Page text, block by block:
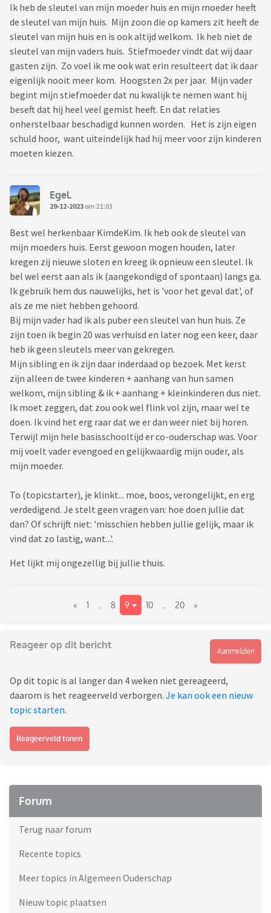
Ik heb de sleutel van mijn moeder huis en mijn moeder heeft
de sleutel van mijn huis. Mijn zoon die op kamers zit heeft de
sleutel van mijn huis en is ook altijd welkom. Ik heb niet de
sleutel van mijn vaders huis. Stiefmoeder vindt dat wij daar
gasten zijn. Zo voel ik me ook wat erin resulteert dat ik daar
eigenlijk nooit meer kom. Hoogsten 2x per jaar. Mijn vader
begint mijn stiefmoeder dat nu kwalijk te nemen want hij
beseft dat hij heel veel gemist heeft. En dat relaties
onherstelbaar beschadigd kunnen worden. Het is zijn eigen
schuld hoor, want uiteindelijk had hij meer voor zijn kinderen
moeten kiezen.
Egel.
29-12-2023 om 21:03
Best wel herkenbaar KimdeKim. Ik heb ook de sleutel van
mijn moeders huis. Eerst gewoon mogen houden, later
kregen zij nieuwe sloten en kreeg ik opnieuw een sleutel. Ik
bel wel eerst aan als ik (aangekondigd of spontaan) langs ga.
Ik gebruik hem dus nauwelijks, het is 'voor het geval dat', of
als ze me niet hebben gehoord.
Bij mijn vader had ik als puber een sleutel van hun huis. Ze
zijn toen ik begin 20 was verhuisd en later nog een keer, daar
heb ik geen sleutels meer van gekregen.
Mijn sibling en ik zijn daar inderdaad op bezoek. Met kerst
zijn alleen de twee kinderen + aanhang van hun samen
welkom, mijn sibling & ik + aanhang + kleinkinderen dus niet.
Ik moet zeggen, dat zou ook wel flink vol zijn, maar wel te
doen. Ik vind het erg raar dat we er dan weer niet bij horen.
Terwijl mijn hele basisschooltijd er co-ouderschap was. Voor
mij voelt vader evengoed en gelijkwaardig mijn ouder, als
mijn moeder.
To (topicstarter), je klinkt... moe, boos, verongelijkt, en erg
verdedigend. Je stelt geen vragen van: hoe doen jullie dat
dan? Of schrijft niet: 'misschien hebben jullie gelijk, maar ik
vind dat zo lastig, want...'.
Het lijkt mij ongezellig bij jullie thuis.
« 1 8 9 10 20 »
Reageer op dit bericht
Aanmelden
Op dit topic is al langer dan 4 weken niet gereageerd,
daarom is het reageerveld verborgen. Je kan ook een nieuw
topic starten.
Reageerveld tonen
Forum
Terug naar forum
Recente topics
Meer topics in Algemeen Ouderschap
Nieuw topic plaatsen